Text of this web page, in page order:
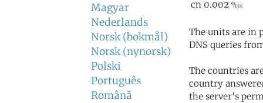
Magyar
Nederlands
Norsk (bokmål)
Norsk (nynorsk)
Polski
Português
Română
The units are in
DNS queries
The countries
country
the server's